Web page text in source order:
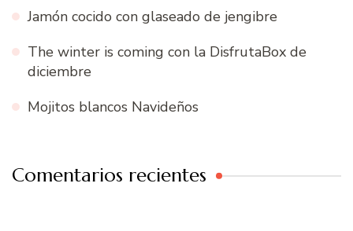
Jamón cocido con glaseado de jengibre
The winter is coming con la DisfrutaBox de
diciembre
Mojitos blancos Navideños
Comentarios recientes